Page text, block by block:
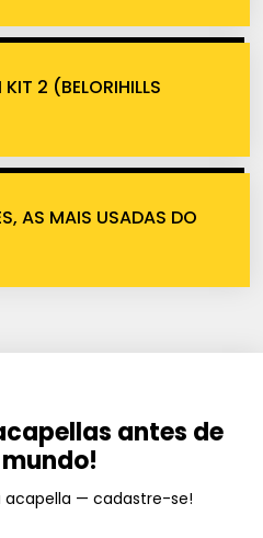
2 (BELORIHILLS
AS MAIS USADAS DO
antes de
acapella — cadastre-se!